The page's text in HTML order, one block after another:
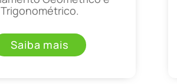
Trigonométrico.
Saiba mais